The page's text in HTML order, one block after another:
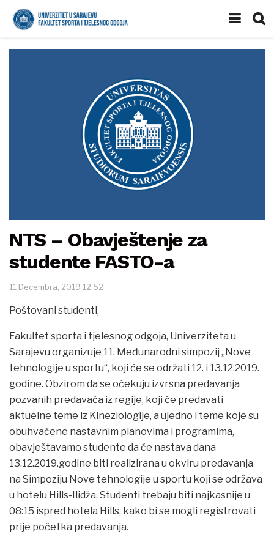
NTS – Obavještenje za
studente FASTO-a
11 Decembra, 2019 12:52
Poštovani studenti,
Fakultet sporta i tjelesnog odgoja, Univerziteta u
Sarajevu organizuje 11. Međunarodni simpozij „Nove
tehnologije u sportu“, koji će se održati 12. i 13.12.2019.
godine. Obzirom da se očekuju izvrsna predavanja
pozvanih predavača iz regije, koji će predavati
aktuelne teme iz Kineziologije, a ujedno i teme koje su
obuhvaćene nastavnim planovima i programima,
obavještavamo studente da će nastava dana
13.12.2019.godine biti realizirana u okviru predavanja
na Simpoziju Nove tehnologije u sportu koji se održava
u hotelu Hills-Ilidža. Studenti trebaju biti najkasnije u
08:15 ispred hotela Hills, kako bi se mogli registrovati
prije početka predavanja.